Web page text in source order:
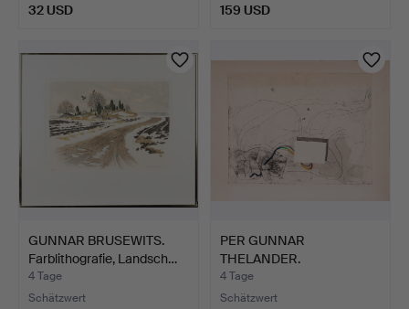
32 USD 159 USD
GUNNAR BRUSEWITS.
Farblithografie, Landsch…
4 Tage
Schätzwert
PER GUNNAR
THELANDER.
Farbradierung, signi…
4 Tage
Schätzwert